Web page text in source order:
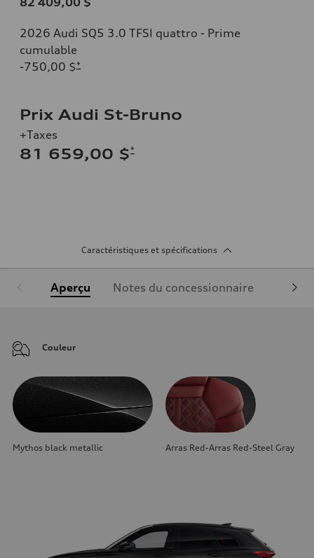
2026 Audi SQ5 3.0 TFSI quattro - Prime
cumulable
-750,00 $*
Prix Audi St-Bruno
+Taxes
81 659,00 $*
Caractéristiques et spécifications
Aperçu Notes du concessionnaire
Couleur
Mythos black metallic Arras Red-Arras Red-Steel Gray